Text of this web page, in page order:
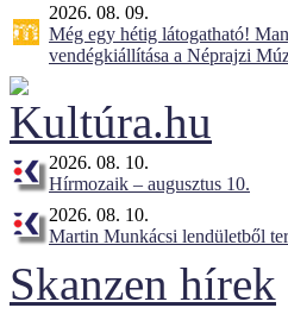
2026. 08. 09.
Még egy hétig látogatható!
vendégkiállítása a Néprajzi
2026. 08. 10.
Hírmozaik – augusztus 10.
2026. 08. 10.
Martin Munkácsi lendületből
Skanzen hírek